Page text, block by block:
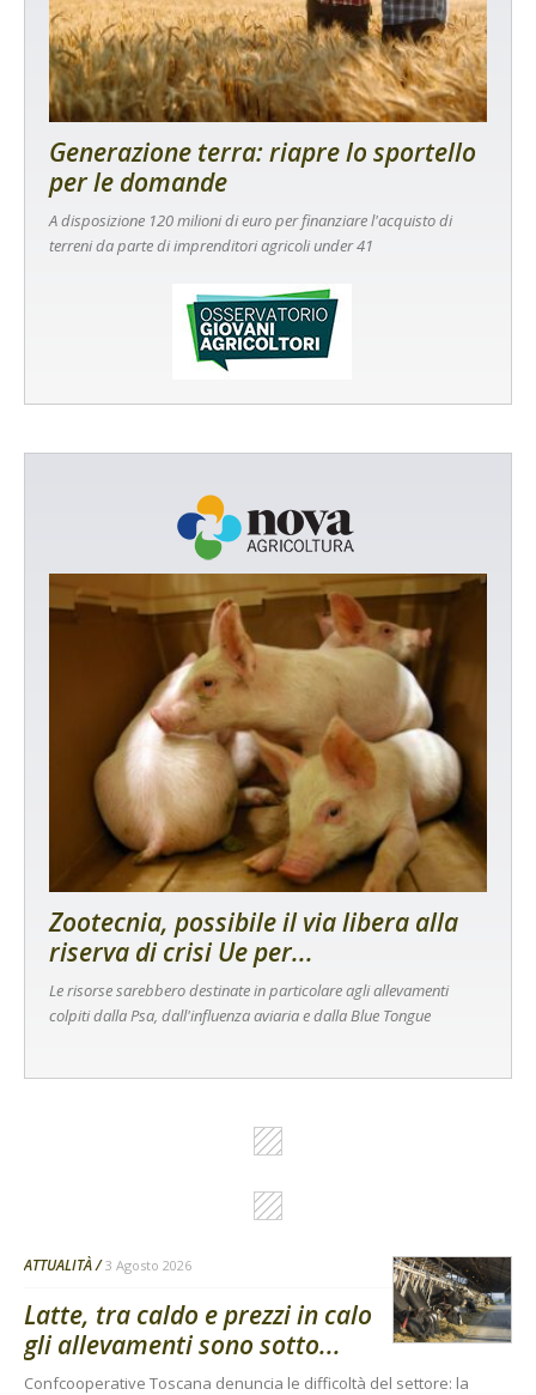
Generazione terra: riapre lo sportello
per le domande
A disposizione 120 milioni di euro per finanziare l'acquisto di
terreni da parte di imprenditori agricoli under 41
Zootecnia, possibile il via libera alla
riserva di crisi Ue per...
Le risorse sarebbero destinate in particolare agli allevamenti
colpiti dalla Psa, dall'influenza aviaria e dalla Blue Tongue
ATTUALITÀ 3 Agosto 2026
Latte, tra caldo e prezzi in calo
gli allevamenti sono sotto...
Confcooperative Toscana denuncia le difficoltà del settore: la